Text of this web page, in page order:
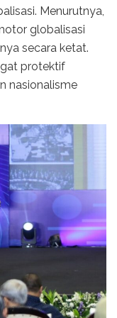
Menurutnya,
globalisasi
secara ketat.
protektif
nasionalisme